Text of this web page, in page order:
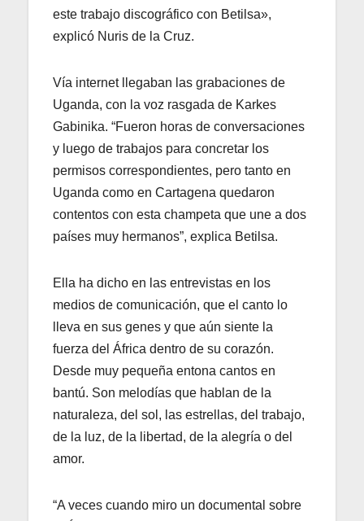
este trabajo discográfico con Betilsa»,
explicó Nuris de la Cruz.
Vía internet llegaban las grabaciones de
Uganda, con la voz rasgada de Karkes
Gabinika. “Fueron horas de conversaciones
y luego de trabajos para concretar los
permisos correspondientes, pero tanto en
Uganda como en Cartagena quedaron
contentos con esta champeta que une a dos
países muy hermanos”, explica Betilsa.
Ella ha dicho en las entrevistas en los
medios de comunicación, que el canto lo
lleva en sus genes y que aún siente la
fuerza del África dentro de su corazón.
Desde muy pequeña entona cantos en
bantú. Son melodías que hablan de la
naturaleza, del sol, las estrellas, del trabajo,
de la luz, de la libertad, de la alegría o del
amor.
“A veces cuando miro un documental sobre